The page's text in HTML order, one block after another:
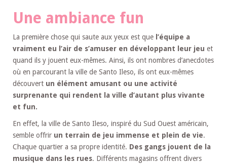
Une ambiance fun
La première chose qui saute aux yeux est que l’équipe a
vraiment eu l’air de s’amuser en développant leur jeu et
quand ils y jouent eux-mêmes. Ainsi, ils ont nombres d’anecdotes
où en parcourant la ville de Santo Ileso, ils ont eux-mêmes
découvert un élément amusant ou une activité
surprenante qui rendent la ville d’autant plus vivante
et fun.
En effet, la ville de Santo Ileso, inspiré du Sud Ouest américain,
semble offrir un terrain de jeu immense et plein de vie.
Chaque quartier a sa propre identité. Des gangs jouent de la
musique dans les rues. Différents magasins offrent divers